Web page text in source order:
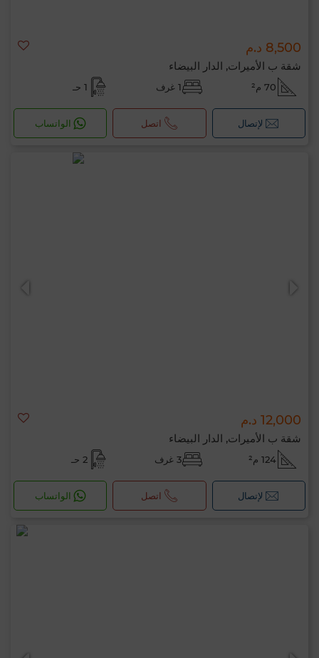
8,500 د.م
شقة ب الأميرات, الدار البيضاء
70 م² 1 غرف 1 حـ
لإتصال اتصل الواتساب
12,000 د.م
شقة ب الأميرات, الدار البيضاء
124 م² 3 غرف 2 حـ
لإتصال اتصل الواتساب